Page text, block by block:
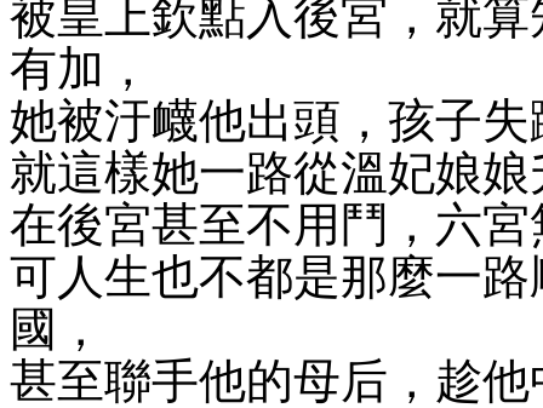
被皇上欽點入後宮，就
有加，
她被汙衊他出頭，孩子
就這樣她一路從溫妃娘
在後宮甚至不用鬥，六
可人生也不都是那麼一
國，
甚至聯手他的母后，趁